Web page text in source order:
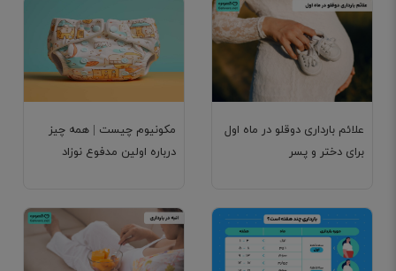
مکونیوم چیست | همه چیز
درباره اولین مدفوع نوزاد
علائم بارداری دوقلو در ماه اول
برای دختر و پسر